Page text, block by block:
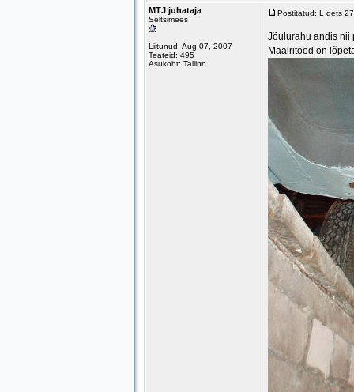
MTJ juhataja
Seltsimees
Liitunud: Aug 07, 2007
Teateid: 495
Asukoht: Tallinn
Postitatud: L dets
Jõulurahu andis nii
Maalritööd on